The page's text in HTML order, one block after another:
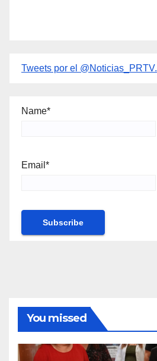
Tweets por el @Noticias_PRTV.
Name*
Email*
You missed